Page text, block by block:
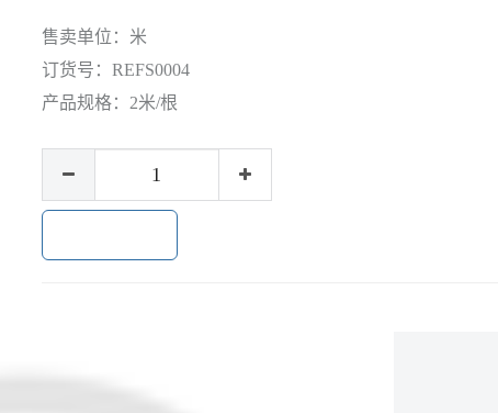
售卖单位： 米
订货号： REFS0004
产品规格： 2米/根